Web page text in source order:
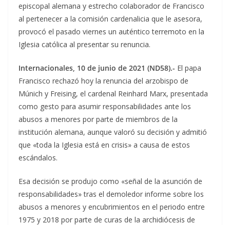
episcopal alemana y estrecho colaborador de Francisco
al pertenecer a la comisión cardenalicia que le asesora,
provocó el pasado viernes un auténtico terremoto en la
Iglesia católica al presentar su renuncia.
Internacionales, 10 de junio de 2021 (ND58).- El papa
Francisco rechazó hoy la renuncia del arzobispo de
Múnich y Freising, el cardenal Reinhard Marx, presentada
como gesto para asumir responsabilidades ante los
abusos a menores por parte de miembros de la
institución alemana, aunque valoró su decisión y admitió
que «toda la Iglesia está en crisis» a causa de estos
escándalos.
Esa decisión se produjo como «señal de la asunción de
responsabilidades» tras el demoledor informe sobre los
abusos a menores y encubrimientos en el periodo entre
1975 y 2018 por parte de curas de la archidiócesis de